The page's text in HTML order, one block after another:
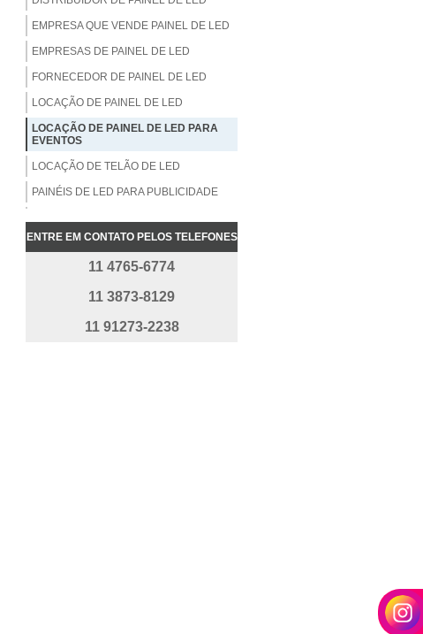
EMPRESA QUE VENDE PAINEL DE LED
EMPRESAS DE PAINEL DE LED
FORNECEDOR DE PAINEL DE LED
LOCAÇÃO DE PAINEL DE LED
LOCAÇÃO DE PAINEL DE LED PARA
EVENTOS
LOCAÇÃO DE TELÃO DE LED
PAINÉIS DE LED PARA PUBLICIDADE
PAINEL DE LED ALTA DEFINIÇÃO
PAINEL DE LED ALTA DEFINIÇÃO
PAINEL DE LED COMPRAR
ENTRE EM CONTATO PELOS TELEFONES
11 4765-6774
11 3873-8129
11 91273-2238